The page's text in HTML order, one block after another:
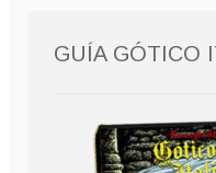
GUÍA GÓTICO